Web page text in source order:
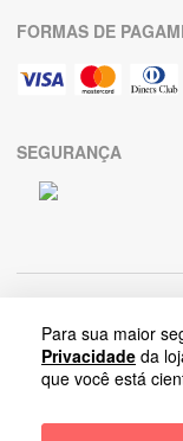
Para sua maior
Privacidade da
que você está
FORMAS DE
SEGURANÇA